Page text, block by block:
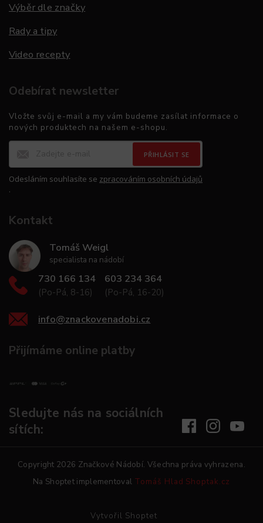
Výběr dle značky
Rady a tipy
Video recepty
Odebírat newsletter
Vložte svůj e-mail a my vám budeme zasílat informace o
nových produktech na našem e-shopu.
PŘIHLÁSIT SE
Odesláním souhlasíte se zpracováním osobních údajů
.
Kontakt
Tomáš Weigl
specialista na nádobí
730 166 134
(Po-Pá, 8-16)
603 234 364
(Po-Pá, 16-20)
info@znackovenadobi.cz
Přijímáme online platby
Sledujte nás na sociálních
sítích:
Vytvořil Shoptet
Copyright 2026 Značkové Nádobí. Všechna práva vyhrazena.
Na Shoptet implementoval Tomáš Hlad Shoptak.cz